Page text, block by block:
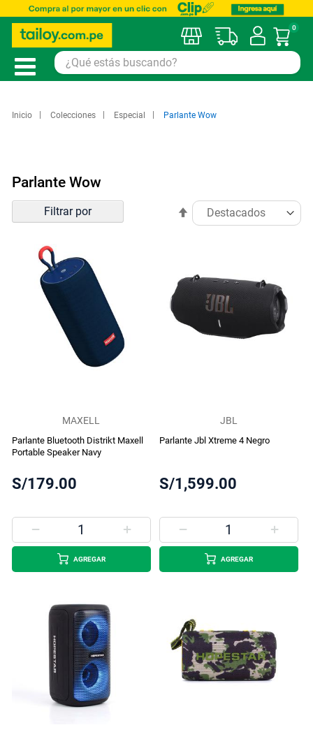
Mi
0
Inicio Colecciones Especial Parlante Wow
Parlante Wow
Ordenar
por Establecer
dirección
MAXELL
Parlante Bluetooth Distrikt Maxell
Portable Speaker Navy
S/179.00
AGREGAR
JBL
Parlante Jbl Xtreme 4 Negro
S/1,599.00
AGREGAR
Filtrar por